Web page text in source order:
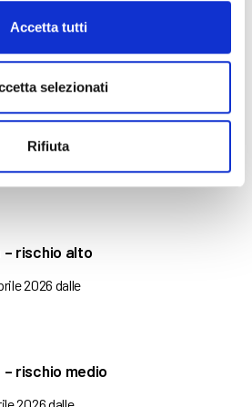
Accetta tutti
selezionati
Rifiuta
carrello elevatore –
è fornire ai partecipanti le
rischio alto
2026 dalle
rischio medio
2026 dalle